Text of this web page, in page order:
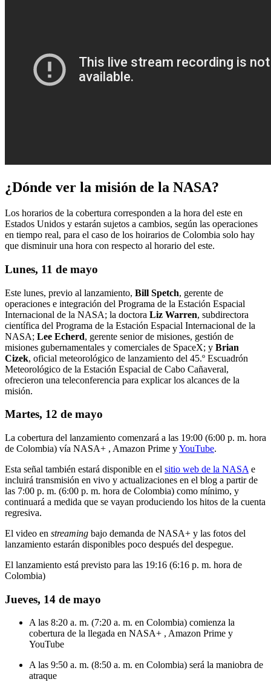
¿Dónde ver la misión de la NASA?
Los horarios de la cobertura corresponden a la hora del este en
Estados Unidos y estarán sujetos a cambios, según las operaciones
en tiempo real, para el caso de los hoirarios de Colombia solo hay
que disminuir una hora con respecto al horario del este.
Lunes, 11 de mayo
Este lunes, previo al lanzamiento, Bill Spetch, gerente de
operaciones e integración del Programa de la Estación Espacial
Internacional de la NASA; la doctora Liz Warren, subdirectora
científica del Programa de la Estación Espacial Internacional de la
NASA; Lee Echerd, gerente senior de misiones, gestión de
misiones gubernamentales y comerciales de SpaceX; y Brian
Cizek, oficial meteorológico de lanzamiento del 45.º Escuadrón
Meteorológico de la Estación Espacial de Cabo Cañaveral,
ofrecieron una teleconferencia para explicar los alcances de la
misión.
Martes, 12 de mayo
La cobertura del lanzamiento comenzará a las 19:00 (6:00 p. m. hora
de Colombia) vía NASA+ , Amazon Prime yYouTube.
Esta señal también estará disponible en el sitio web de la NASA e
incluirá transmisión en vivo y actualizaciones en el blog a partir de
las 7:00 p. m. (6:00 p. m. hora de Colombia) como mínimo, y
continuará a medida que se vayan produciendo los hitos de la cuenta
regresiva.
El video en streaming bajo demanda de NASA+ y las fotos del
lanzamiento estarán disponibles poco después del despegue.
El lanzamiento está previsto para las 19:16 (6:16 p. m. hora de
Colombia)
Jueves, 14 de mayo
A las 8:20 a. m. (7:20 a. m. en Colombia) comienza la
cobertura de la llegada en NASA+ , Amazon Prime y
YouTube
A las 9:50 a. m. (8:50 a. m. en Colombia) será la maniobra de
atraque